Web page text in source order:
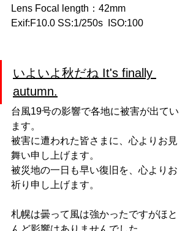
Lens Focal length：42mm
Exif:F10.0 SS:1/250s  ISO:100
いよいよ秋だね It's finally
autumn.
台風19号の影響で各地に被害が出てい
ます。
被害に遭われた皆さまに、心よりお見
舞い申し上げます。
被災地の一日も早い復旧を、心よりお
祈り申し上げます。
札幌は曇って風は強かったですがほと
んど影響はありませんでした。